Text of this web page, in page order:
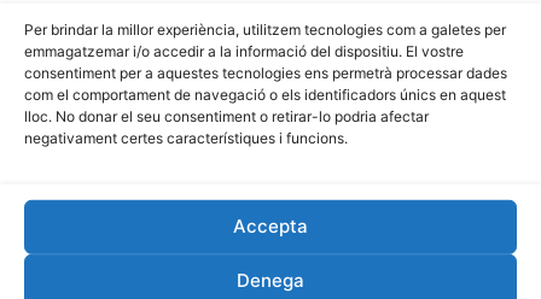
Per brindar la millor experiència, utilitzem tecnologies com a galetes per
emmagatzemar i/o accedir a la informació del dispositiu. El vostre
consentiment per a aquestes tecnologies ens permetrà processar dades
com el comportament de navegació o els identificadors únics en aquest
lloc. No donar el seu consentiment o retirar-lo podria afectar
negativament certes característiques i funcions.
Accepta
Denega
Tel:938 04 59 54
○ Ara està tancat
Veure horari i mapa